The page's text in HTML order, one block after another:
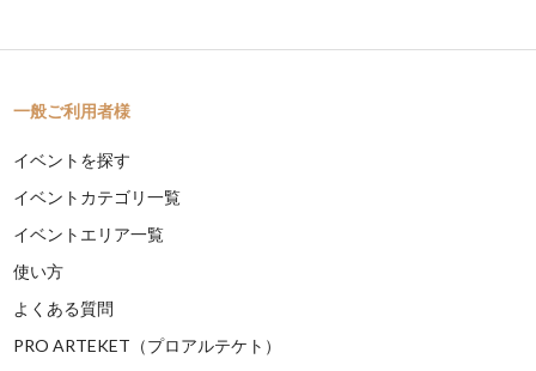
一般ご利用者様
イベントを探す
イベントカテゴリ一覧
イベントエリア一覧
使い方
よくある質問
PRO ARTEKET（プロアルテケト）